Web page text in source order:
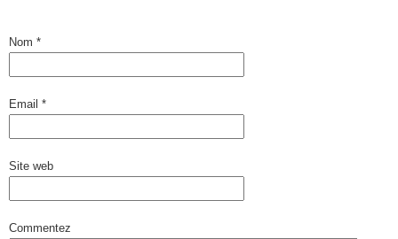
Nom *
Email *
Site web
Commentez